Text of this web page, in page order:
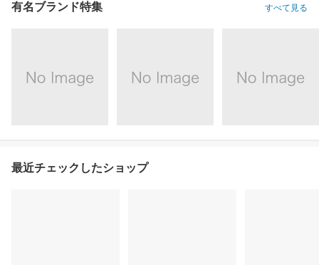
有名ブランド特集 すべて見る
最近チェックしたショップ